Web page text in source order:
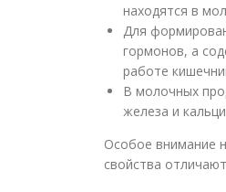
находятся в
Для
гормонов, а
работе
В молочных
железа и
Особое внимание
свойства